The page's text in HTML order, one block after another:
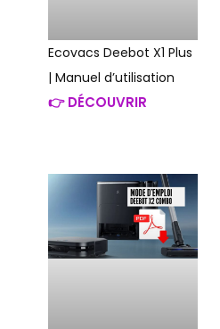
Ecovacs Deebot X1 Plus
| Manuel d’utilisation
👉 DÉCOUVRIR